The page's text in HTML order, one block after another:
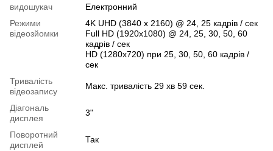
видошукач
Електронний
Режими
відеозйомки
4K UHD (3840 x 2160) @ 24, 25 кадрів / сек
Full HD (1920x1080) @ 24, 25, 30, 50, 60
кадрів / сек
HD (1280x720) при 25, 30, 50, 60 кадрів /
сек
Тривалість
відеозапису
Макс. тривалість 29 хв 59 сек.
Діагональ
дисплея
3"
Поворотний
дисплей
Так